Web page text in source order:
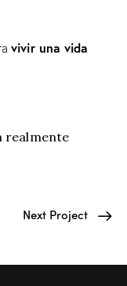
vivir una vida
realmente
Next Project